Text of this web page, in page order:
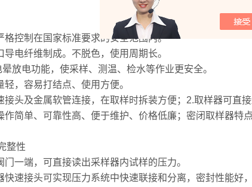
控制在国家标准要求的安全范围内。
纤维制成。不脱色，使用周期长。
电功能，使采样、测温、检水等作业更安全。
，容易打结点、使用方便。
及金属软管连接，在取样时拆装方便；2.取样器可直接
简单、可靠性高、便于维护、价格低廉；密闭取样器特点
整性
端，可直接读出采样器内试样的压力。
接头可实现压力系统中快速联接和分离，密封性能好